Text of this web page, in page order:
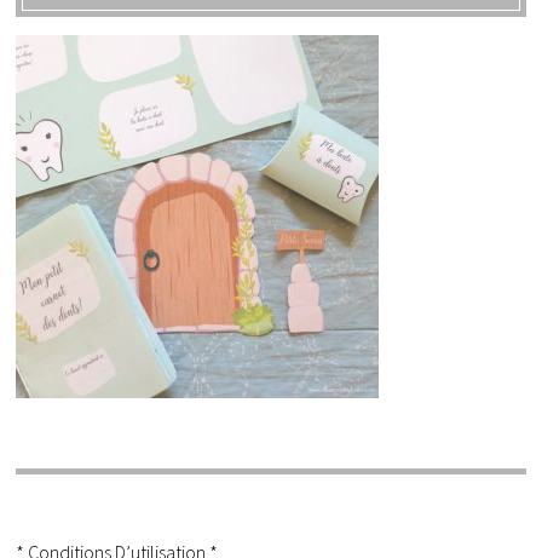
* Conditions D’utilisation *